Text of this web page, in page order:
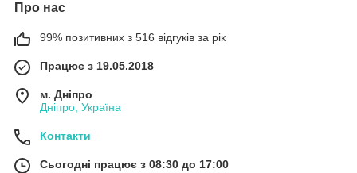
Про нас
99% позитивних з 516 відгуків за рік
Працює з 19.05.2018
м. Дніпро
Дніпро, Україна
Контакти
Сьогодні працює з 08:30 до 17:00